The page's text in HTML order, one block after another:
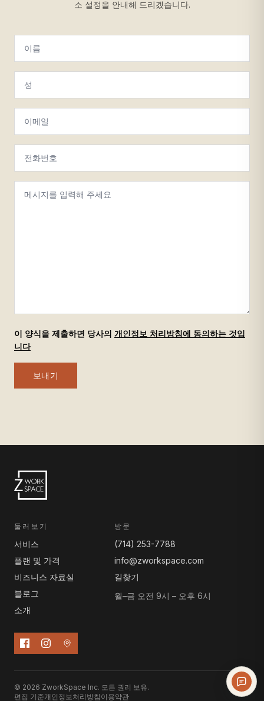
소 설정을 안내해 드리겠습니다.
이 양식을 제출하면 당사의 개인정보 처리방침에 동의하는 것입
니다
둘러보기
서비스
플랜 및 가격
비즈니스 자료실
블로그
소개
방문
(714) 253-7788
info@zworkspace.com
길찾기
월–금 오전 9시 – 오후 6시
© 2026 ZworkSpace Inc. 모든 권리 보유.
편집 기준개인정보처리방침 이용약관